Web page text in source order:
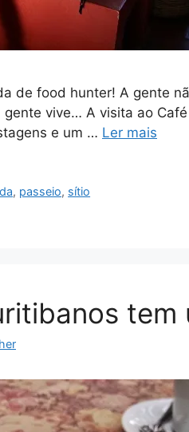
de food hunter! A gente
vive… A visita ao
e um … Ler mais
, passeio, sítio